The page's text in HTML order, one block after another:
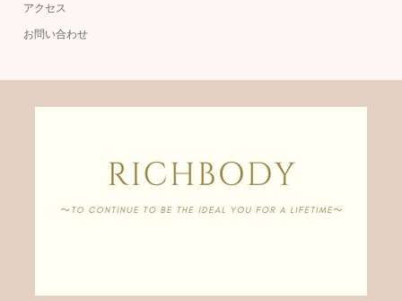
アクセス
お問い合わせ